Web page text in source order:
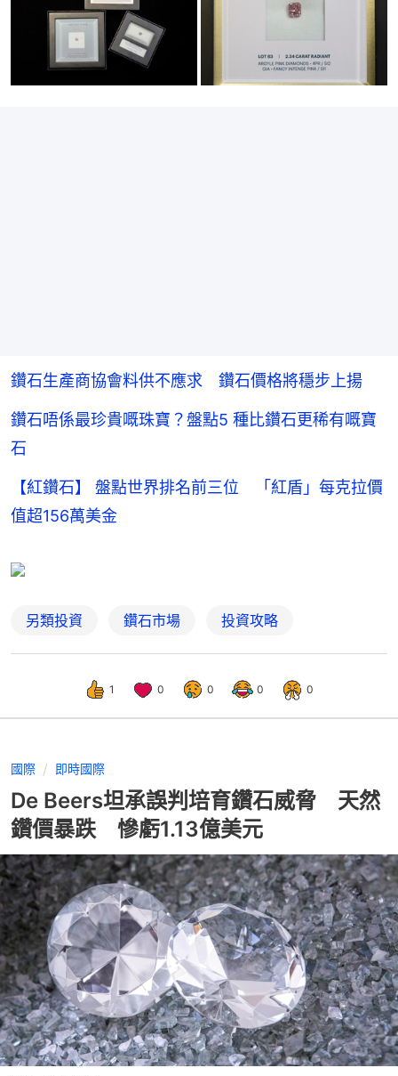
鑽石生產商協會料供不應求 鑽石價格將穩步上揚
鑽石唔係最珍貴嘅珠寶？盤點5 種比鑽石更稀有嘅寶
石
【紅鑽石】 盤點世界排名前三位 「紅盾」每克拉價
值超156萬美金
另類投資 鑽石市場 投資攻略
1 0 0 0 0
國際 即時國際
De Beers坦承誤判培育鑽石威脅 天然
鑽價暴跌 慘虧1.13億美元